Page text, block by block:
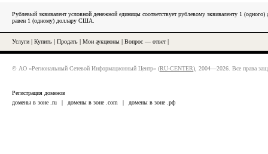
Рублевый эквивалент условной денежной единицы соответствует рублевому эквиваленту 1
равен 1 (одному) доллару США.
Услуги Купить Продать Мои аукционы Вопрос — ответ|
© АО «Региональный Сетевой Информационный Центр» (RU-CENTER), 2004—2026. Все права
Регистрация доменов
домены в зоне .ru
| домены в зоне .com | домены в зоне .рф